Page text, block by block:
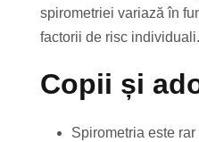
spirometriei variază în
factorii de risc
Copii și
Spirometria este